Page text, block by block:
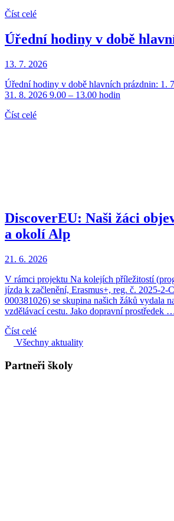
Číst celé
Úřední hodiny v době
13. 7. 2026
Úřední hodiny v době hlavních prázdnin: 1.
31. 8. 2026 9.00 – 13.00 hodin
Číst celé
DiscoverEU: Naši žáci
a okolí Alp
21. 6. 2026
V rámci projektu Na kolejích příležitostí
jízda k začlenění, Erasmus+, reg. č. 2025-
000381026) se skupina našich žáků vydala
vzdělávací cestu. Jako dopravní prostředek
Číst celé
Všechny aktuality
Partneři školy